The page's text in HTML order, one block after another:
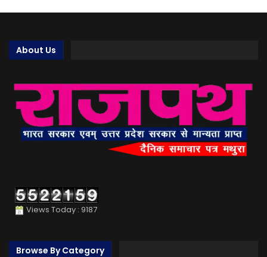
About Us
Views Today : 9187
Browse By Category